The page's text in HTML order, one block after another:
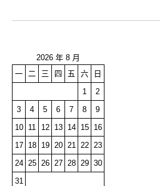
2026 年 8 月
一
二 三 四 五 六
日
1
2
3
4 5 6 7 8
9
10
11 12 13 14 15
16
17
18 19 20 21 22
23
24
25 26 27 28 29 30
31